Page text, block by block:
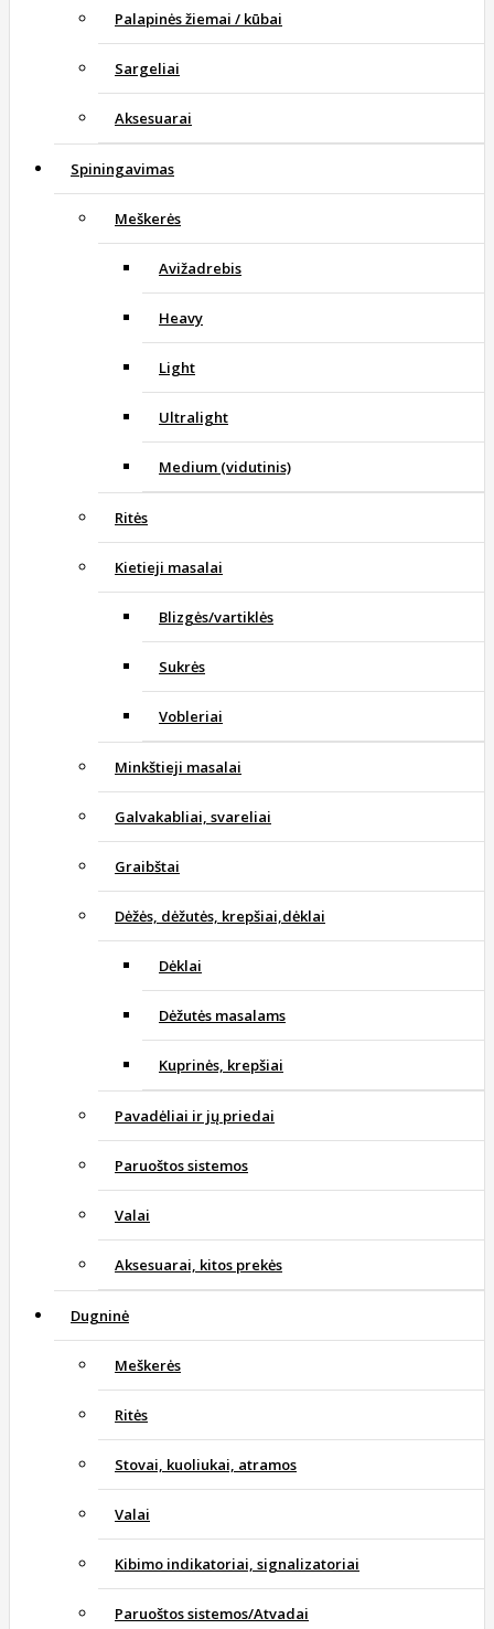
Palapinės žiemai / kūbai
Sargeliai
Aksesuarai
Spiningavimas
Meškerės
Avižadrebis
Heavy
Light
Ultralight
Medium (vidutinis)
Ritės
Kietieji masalai
Blizgės/vartiklės
Sukrės
Vobleriai
Minkštieji masalai
Galvakabliai, svareliai
Graibštai
Dėžės, dėžutės, krepšiai,dėklai
Dėklai
Dėžutės masalams
Kuprinės, krepšiai
Pavadėliai ir jų priedai
Paruoštos sistemos
Valai
Aksesuarai, kitos prekės
Dugninė
Meškerės
Ritės
Stovai, kuoliukai, atramos
Valai
Kibimo indikatoriai, signalizatoriai
Paruoštos sistemos/Atvadai